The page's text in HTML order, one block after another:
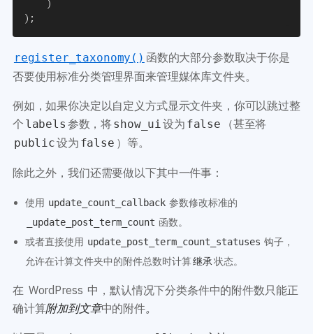
)
) ;
register_taxonomy() 函数的大部分参数取决于你是
否要使用标准分类管理界面来管理媒体库文件夹。
例如，如果你决定以自定义方式显示文件夹，你可以跳过整
个 labels 参数，将show_ui设为 false （甚至将
public设为 false ）等。
除此之外，我们还需要做以下其中一件事：
使用 update_count_callback 参数修改标准的
_update_post_term_count 函数。
或者直接使用 update_post_term_count_statuses 钩子，
允许在计算文件夹中的附件总数时计算继承状态。
在 WordPress 中，默认情况下分类条件中的附件数只能正
确计算附加到文章中的附件。